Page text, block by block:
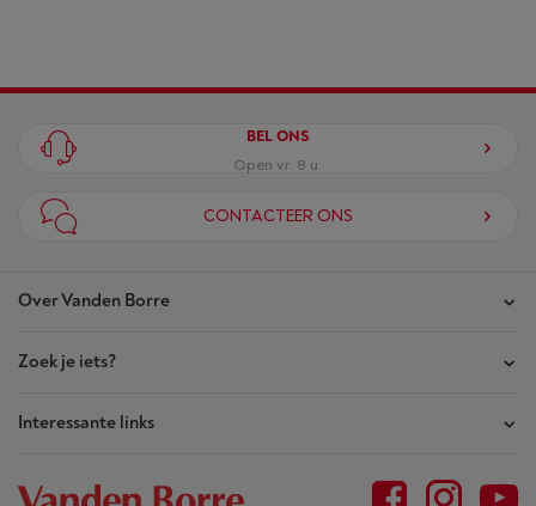
Over Vanden Borre
Onze winkels
Akte van Vertrouwen
Sitemap
Zoek je iets?
Je bestellingen
Interessante links
Outlet
BEL ONS
Open vr. 8 u.
CONTACTEER ONS